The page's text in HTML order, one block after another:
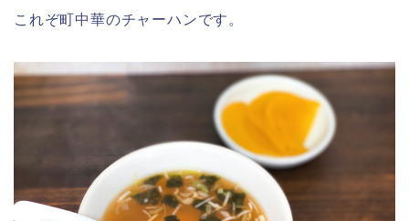
これぞ町中華のチャーハンです。